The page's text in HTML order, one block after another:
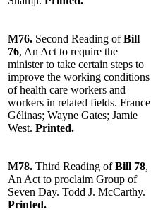
M76. Second Reading ofBill
76, An Act to require the
minister to take certain steps to
improve the working conditions
of health care workers and
workers in related fields. France
Gélinas; Wayne Gates; Jamie
West. Printed.
M78. Third Reading ofBill 78,
An Act to proclaim Group of
Seven Day. Todd J. McCarthy.
Printed.